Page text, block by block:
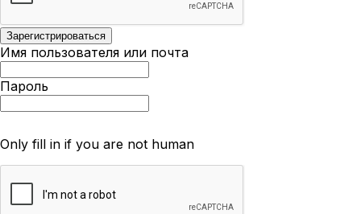
Имя пользователя или почта
Пароль
Only fill in if you are not human